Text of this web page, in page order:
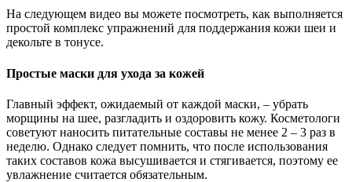
На следующем видео вы можете посмотреть, как выполняется
простой комплекс упражнений для поддержания кожи шеи и
декольте в тонусе.
Простые маски для ухода за кожей
Главный эффект, ожидаемый от каждой маски, – убрать
морщины на шее, разгладить и оздоровить кожу. Косметологи
советуют наносить питательные составы не менее 2 – 3 раз в
неделю. Однако следует помнить, что после использования
таких составов кожа высушивается и стягивается, поэтому ее
увлажнение считается обязательным.